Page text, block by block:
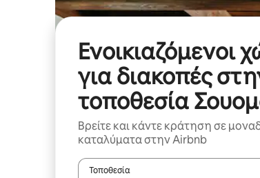
Ενοικιαζόμενοι
για διακοπές
τοποθεσία
Βρείτε και κάντε κράτηση σε
καταλύματα στην Airbnb
Τοποθεσία